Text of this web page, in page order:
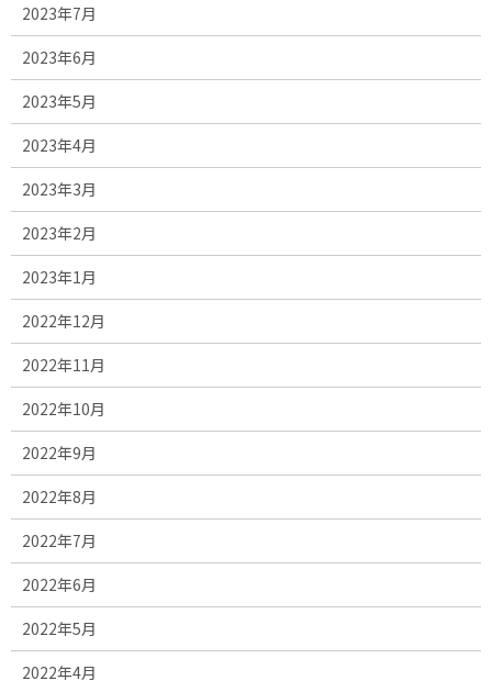
2023年7月
2023年6月
2023年5月
2023年4月
2023年3月
2023年2月
2023年1月
2022年12月
2022年11月
2022年10月
2022年9月
2022年8月
2022年7月
2022年6月
2022年5月
2022年4月